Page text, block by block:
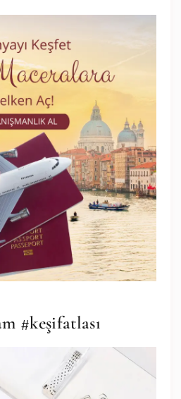
#keşifatlası